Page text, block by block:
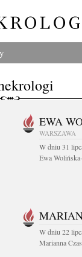
EWA
WARSZAWA
W dniu 31
Ewa
W dniu 22
Marianna